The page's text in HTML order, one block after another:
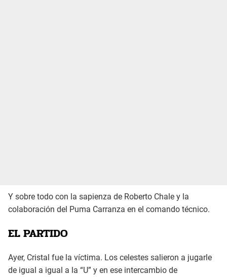
Y sobre todo con la sapienza de Roberto Chale y la
colaboración del Puma Carranza en el comando técnico.
EL PARTIDO
Ayer, Cristal fue la víctima. Los celestes salieron a jugarle
de igual a igual a la “U” y en ese intercambio de